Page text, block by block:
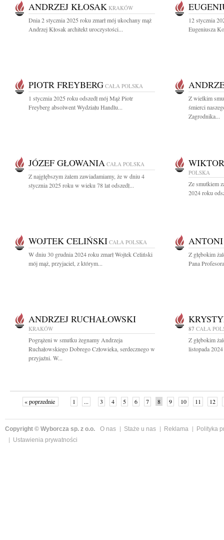
ANDRZEJ KŁOSAK KRAKÓW
Dnia 2 stycznia 2025 roku zmarł mój ukochany mąż
Andrzej Kłosak architekt uroczystości...
12 stycznia
Eugeniusza
PIOTR FREYBERG CAŁA POLSKA
1 stycznia 2025 roku odszedł mój Mąż Piotr
Freyberg absolwent Wydziału Handlu...
Z wielkim
śmierci
Zagrodnika...
JÓZEF GŁOWANIA CAŁA POLSKA
Z najgłębszym żalem zawiadamiamy, że w dniu 4
stycznia 2025 roku w wieku 78 lat odszedł...
POLSKA
Ze smutkiem
2024 roku
WOJTEK CELIŃSKI CAŁA POLSKA
W dniu 30 grudnia 2024 roku zmarł Wojtek Celiński
mój mąż, przyjaciel, z którym...
Z głębokim
Pana
ANDRZEJ RUCHAŁOWSKI
KRAKÓW
Pogrążeni w smutku żegnamy Andrzeja
Ruchałowskiego Dobrego Człowieka, serdecznego w
przyjaźni. W...
87 CAŁA
Z głębokim
listopada
« poprzednie 1 ... 3 4 5 6 7 8 9 10 11 12
Copyright © Wyborcza sp. z o.o. O nas Staże u nas Reklama
Polityka
Ustawienia prywatności